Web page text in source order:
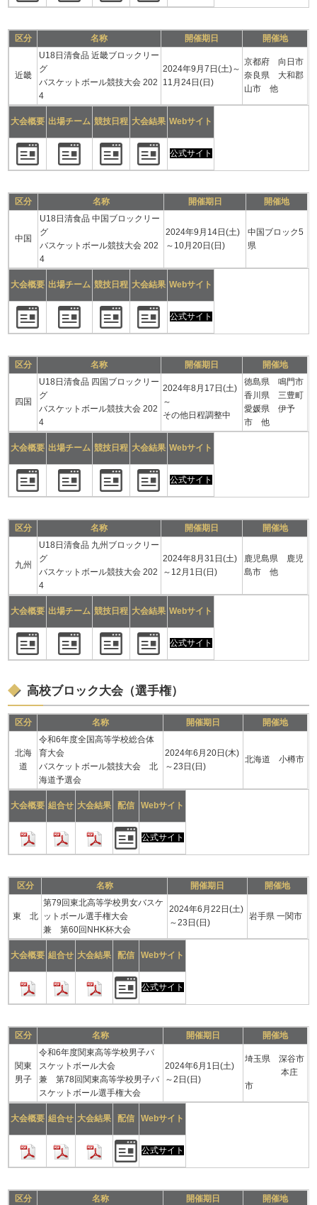
区分 名称 開催期日 開催地
近畿
U18日清食品 近畿ブロックリー
グ
バスケットボール競技大会 202
4
2024年9月7日(土)～
11月24日(日)
京都府 向日市
奈良県 大和郡
山市 他
大会概要 出場チーム 競技日程 大会結果 Webサイト
公式サイト
区分 名称 開催期日 開催地
中国
U18日清食品 中国ブロックリー
グ
バスケットボール競技大会 202
4
2024年9月14日(土)
～10月20日(日)
中国ブロック5
県
大会概要 出場チーム 競技日程 大会結果 Webサイト
公式サイト
区分 名称 開催期日 開催地
四国
U18日清食品 四国ブロックリー
グ
バスケットボール競技大会 202
4
2024年8月17日(土)
～
その他日程調整中
徳島県 鳴門市
香川県 三豊町
愛媛県 伊予
市 他
大会概要 出場チーム 競技日程 大会結果 Webサイト
公式サイト
区分 名称 開催期日 開催地
九州
U18日清食品 九州ブロックリー
グ
バスケットボール競技大会 202
4
2024年8月31日(土)
～12月1日(日)
鹿児島県 鹿児
島市 他
大会概要 出場チーム 競技日程 大会結果 Webサイト
公式サイト
高校ブロック大会（選手権）
区分 名称 開催期日 開催地
北海
道
令和6年度全国高等学校総合体
育大会
バスケットボール競技大会 北
海道予選会
2024年6月20日(木)
～23日(日)
北海道 小樽市
大会概要 組合せ 大会結果 配信 Webサイト
公式サイト
区分 名称 開催期日 開催地
東 北
第79回東北高等学校男女バスケ
ットボール選手権大会
兼 第60回NHK杯大会
2024年6月22日(土)
～23日(日)
岩手県 一関市
大会概要 組合せ 大会結果 配信 Webサイト
公式サイト
区分 名称 開催期日 開催地
関東
男子
令和6年度関東高等学校男子バ
スケットボール大会
兼 第78回関東高等学校男子バ
スケットボール選手権大会
2024年6月1日(土)
～2日(日)
埼玉県 深谷市
本庄
市
大会概要 組合せ 大会結果 配信 Webサイト
公式サイト
区分 名称 開催期日 開催地